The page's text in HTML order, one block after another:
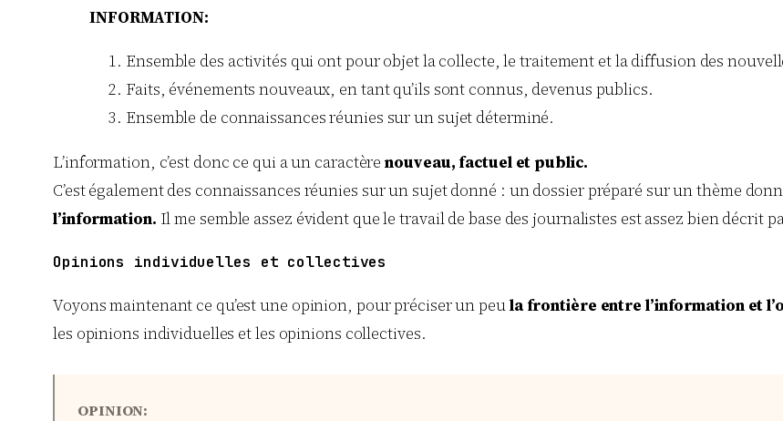
INFORMATION:
Ensemble des activités qui ont pour objet la collecte, le traitement et la diffusion des
Faits, événements nouveaux, en tant qu’ils sont connus, devenus publics.
Ensemble de connaissances réunies sur un sujet déterminé.
L’information, c’est donc ce qui a un caractèrenouveau, factuel et public.
C’est également des connaissances réunies sur un sujet donné : un dossier préparé sur un thème
l’information. Il me semble assez évident que le travail de base des journalistes est assez bien décrit
Opinions individuelles et collectives
Voyons maintenant ce qu’est une opinion, pour préciser un peula frontière entre l’information et
les opinions individuelles et les opinions collectives.
OPINION: